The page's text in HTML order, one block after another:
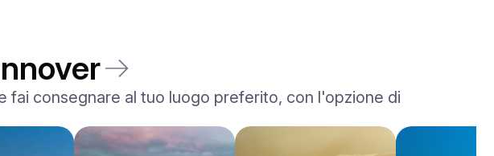
fai consegnare al tuo luogo preferito, con l'opzione di